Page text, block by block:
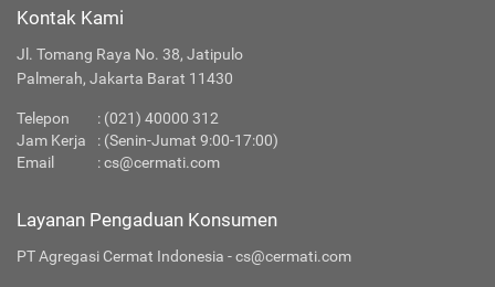
Kontak Kami
Jl. Tomang Raya No. 38, Jatipulo
Palmerah, Jakarta Barat 11430
Telepon : (021) 40000 312
Jam Kerja
: (Senin-Jumat 9:00-17:00)
Email
:cs@cermati.com
Layanan Pengaduan Konsumen
PT Agregasi Cermat Indonesia - cs@cermati.com